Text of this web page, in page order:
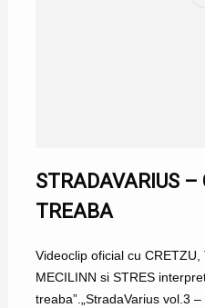
STRADAVARIUS
TREABA
Videoclip oficial cu CRETZU,
MECILINN si STRES
treaba”.„StradaVarius vol.3